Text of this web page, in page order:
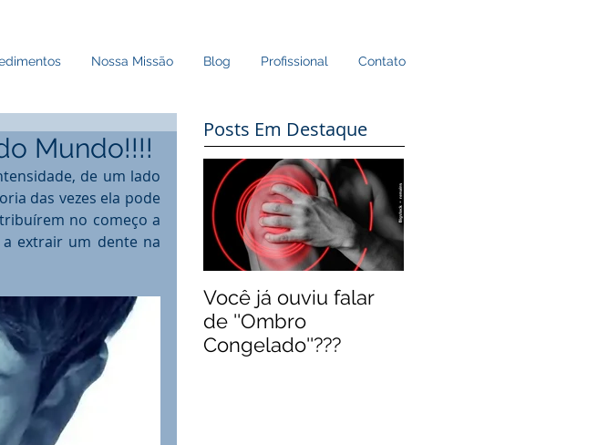
Nossa Missão Blog Profissional Contato
Mundo!!!!
de um lado
das vezes ela pode
no começo a
extrair um dente na
Posts Em Destaque
Você já ouviu falar
de ''Ombro
Congelado''???